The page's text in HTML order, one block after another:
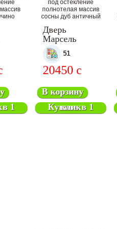
Дверь
Марсель
межкомнатная
51
20450 c
В корзину
Купить в 1 клик